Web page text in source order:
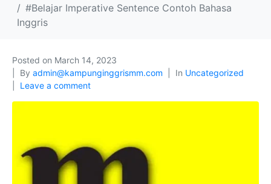
#Belajar Imperative Sentence Contoh Bahasa
Inggris
Posted on March 14, 2023
By admin@kampunginggrismm.com In Uncategorized
Leave a comment